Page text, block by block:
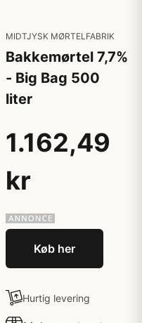
MIDTJYSK MØRTELFABRIK
Bakkemørtel 7,7%
- Big Bag 500
liter
1.162,49
kr
Køb her
Hurtig levering